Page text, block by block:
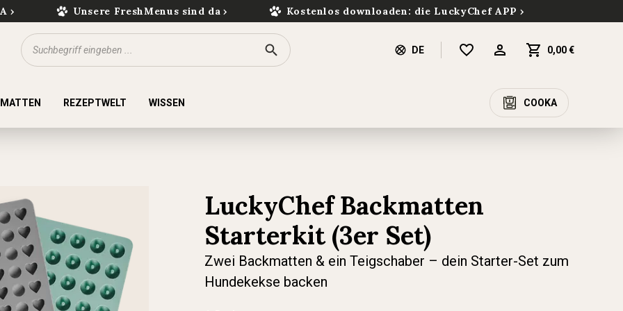
Unsere FreshMenus sind da Kostenlos downloaden: die LuckyChef APP
DE 0,00 €
REZEPTWELT COOKA
WISSEN
LuckyChef Backmatten
Starterkit (3er Set)
Zwei Backmatten & ein Teigschaber – dein Starter-Set zum
Hundekekse backen